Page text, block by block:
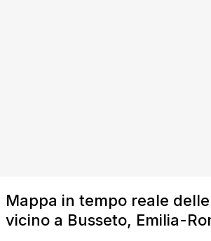
Mappa in tempo reale
vicino a Busseto, Emilia-